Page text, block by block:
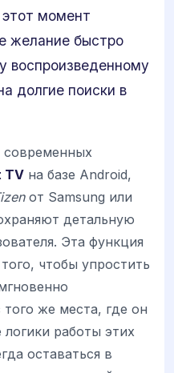
момент
желание быстро
воспроизведенному
долгие поиски в
современных
TV на базе Android,
от Samsung или
детальную
Эта функция
чтобы упростить
же места, где он
работы этих
оставаться в